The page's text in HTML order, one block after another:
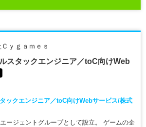
ｙｇａｍｅｓ
スタックエンジニア／toC向けWeb
ックエンジニア／toC向けWebサービス/株式
ージェントグループとして設立。 ゲームの企